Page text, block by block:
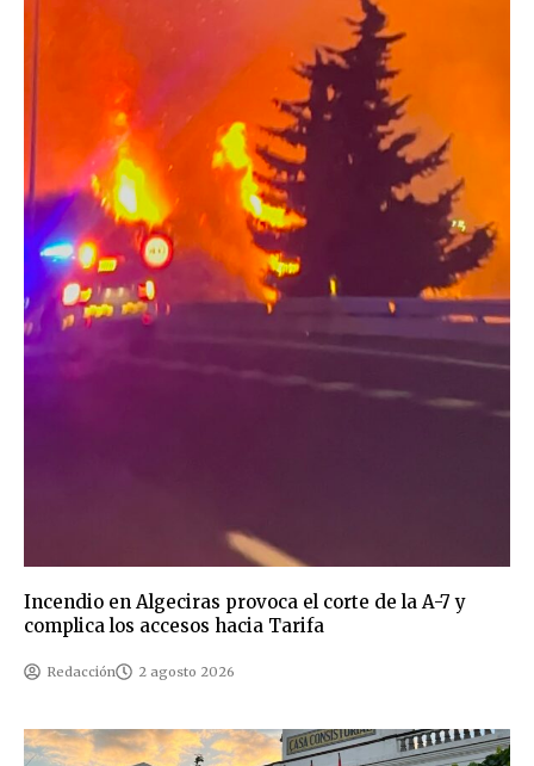
Incendio en Algeciras provoca el corte de la A-7 y
complica los accesos hacia Tarifa
Redacción 2 agosto 2026